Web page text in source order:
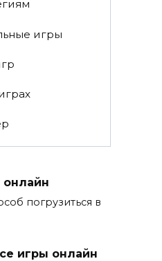
игры
онлайн
погрузиться в
игры онлайн